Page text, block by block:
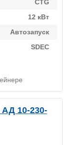
CTG
12 кВт
Автозапуск
SDEC
10-230-